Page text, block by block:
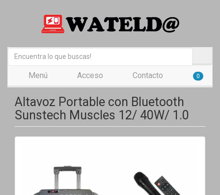
Menú Acceso Contacto 0
Altavoz Portable con Bluetooth
Sunstech Muscles 12/ 40W/ 1.0